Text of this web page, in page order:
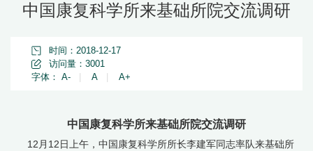
中国康复科学所来基础所院交流调研
时间：2018-12-17
访问量： 3001
字体： A- A A+
中国康复科学所来基础所院交流调研
12月12日上午，中国康复科学所所长李建军同志率队来基础所